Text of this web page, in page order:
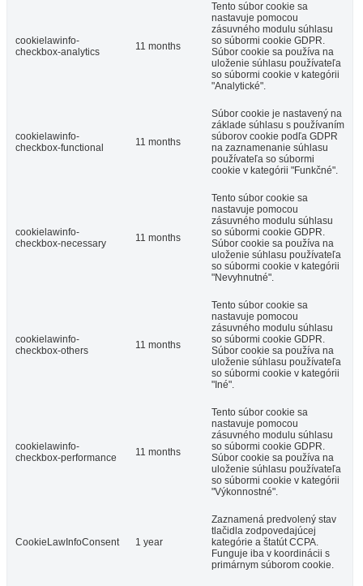
cookielawinfo-
checkbox-analytics
11 months
Tento súbor cookie sa
nastavuje pomocou
zásuvného modulu súhlasu
so súbormi cookie GDPR.
Súbor cookie sa používa na
uloženie súhlasu používateľa
so súbormi cookie v kategórii
"Analytické".
cookielawinfo-
checkbox-functional
11 months
Súbor cookie je nastavený na
základe súhlasu s používaním
súborov cookie podľa GDPR
na zaznamenanie súhlasu
používateľa so súbormi
cookie v kategórii "Funkčné".
cookielawinfo-
checkbox-necessary
11 months
Tento súbor cookie sa
nastavuje pomocou
zásuvného modulu súhlasu
so súbormi cookie GDPR.
Súbor cookie sa používa na
uloženie súhlasu používateľa
so súbormi cookie v kategórii
"Nevyhnutné".
cookielawinfo-
checkbox-others
11 months
Tento súbor cookie sa
nastavuje pomocou
zásuvného modulu súhlasu
so súbormi cookie GDPR.
Súbor cookie sa používa na
uloženie súhlasu používateľa
so súbormi cookie v kategórii
"Iné".
cookielawinfo-
checkbox-performance
11 months
Tento súbor cookie sa
nastavuje pomocou
zásuvného modulu súhlasu
so súbormi cookie GDPR.
Súbor cookie sa používa na
uloženie súhlasu používateľa
so súbormi cookie v kategórii
"Výkonnostné".
CookieLawInfoConsent 1 year
Zaznamená predvolený stav
tlačidla zodpovedajúcej
kategórie a štatút CCPA.
Funguje iba v koordinácii s
primárnym súborom cookie.